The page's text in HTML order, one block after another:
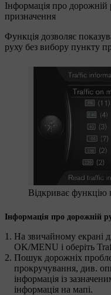
Інформація про дорожній
призначення
Функція дозволяє
руху без вибору пункту
Відкриває функцію
Інформація про дорожній
На звичайному екрані
OK/MENU і оберіть
Пошук дорожніх
прокручування, див.
інформація із
інформація на мапі.